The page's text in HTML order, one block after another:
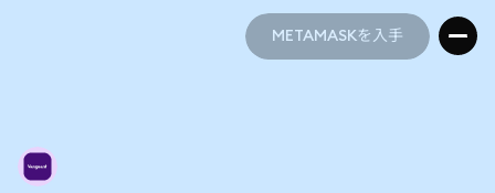
METAMASKを入手